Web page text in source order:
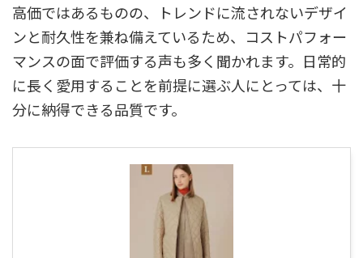
高価ではあるものの、トレンドに流されないデザイ
ンと耐久性を兼ね備えているため、コストパフォー
マンスの面で評価する声も多く聞かれます。日常的
に長く愛用することを前提に選ぶ人にとっては、十
分に納得できる品質です。